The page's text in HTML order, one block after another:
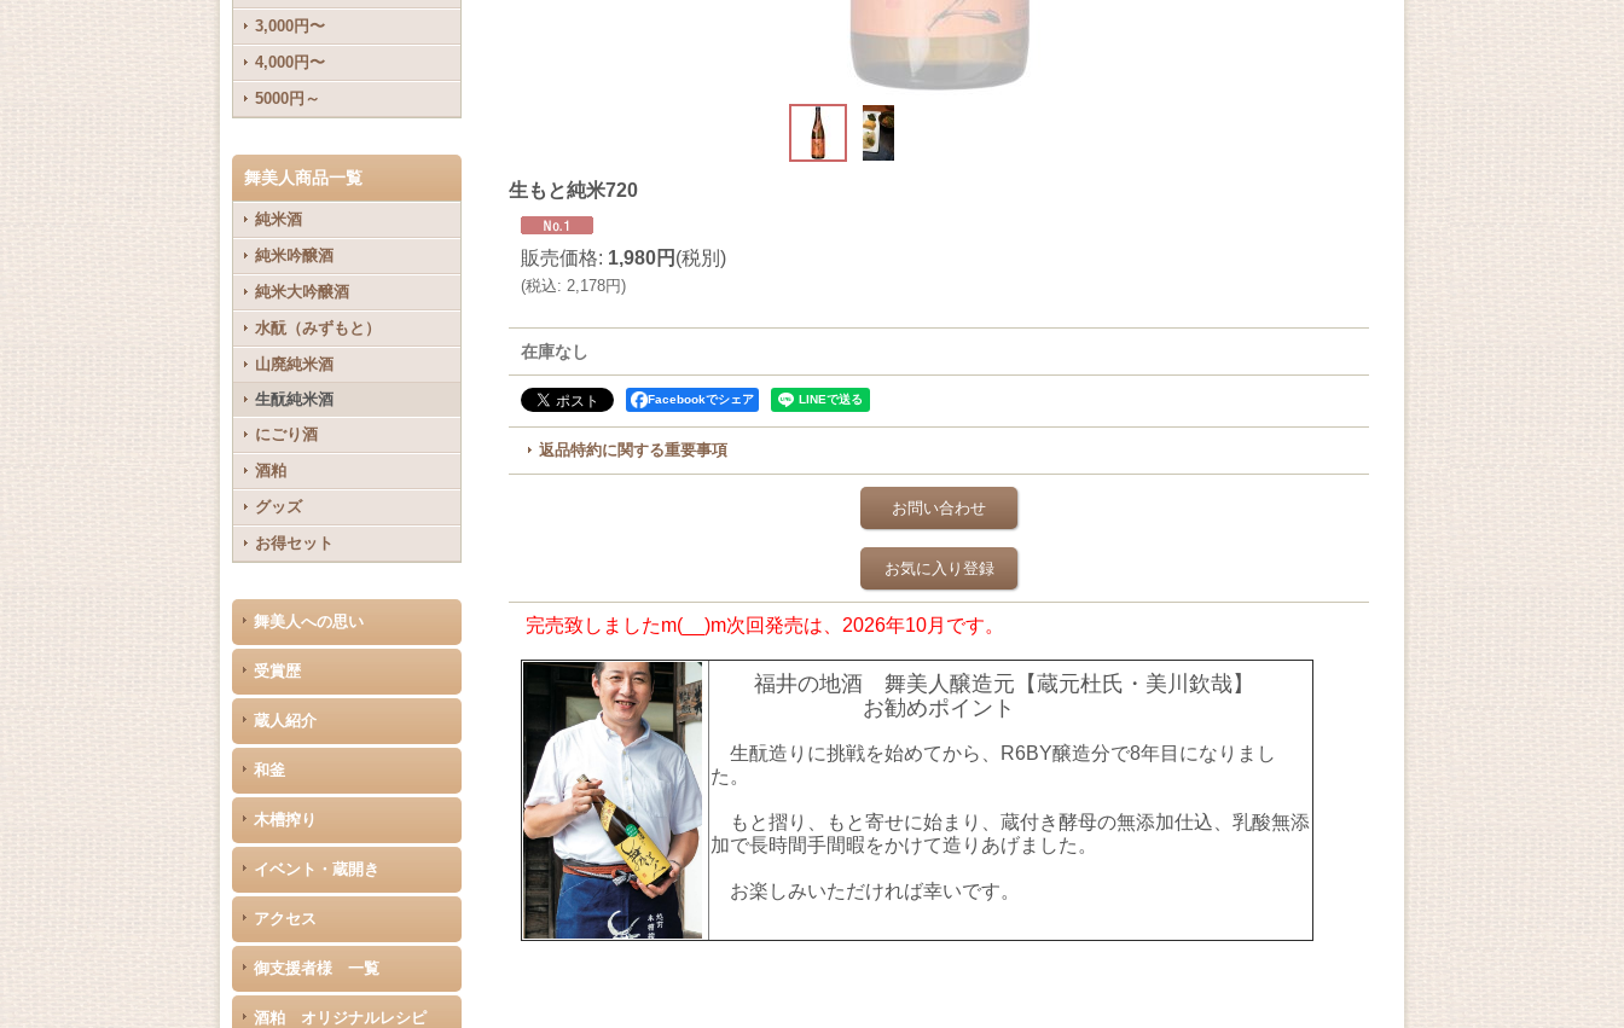
3,000円〜
4,000円〜
5000円～
舞美人商品一覧
純米酒
純米吟醸酒
純米大吟醸酒
水酛（みずもと）
山廃純米酒
生酛純米酒
にごり酒
酒粕
グッズ
お得セット
舞美人への思い
受賞歴
蔵人紹介
和釜
木槽搾り
イベント・蔵開き
アクセス
御支援者様 一覧
酒粕 オリジナルレシピ
生もと純米720
販売価格: 1,980円 (税別)
(税込: 2,178円)
在庫なし
Facebookでシェア
返品特約に関する重要事項
お問い合わせ
お気に入り登録
完売致しましたm(__)m次回発売は、2026年10月です。
福井の地酒 舞美人醸造元 【蔵元杜氏・美川欽哉】
お勧めポイント
生酛造りに挑戦を始めてから、R6BY醸造分で8年目になりまし
た。
もと摺り、もと寄せに始まり、蔵付き酵母の無添加仕込、乳酸無添
加で長時間手間暇をかけて造りあげました。
お楽しみいただければ幸いです。